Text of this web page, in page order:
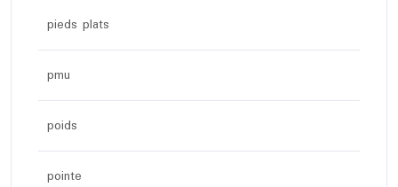
pieds plats
pmu
poids
pointe